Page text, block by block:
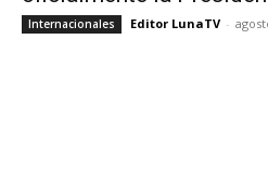
Internacionales Editor LunaTV -